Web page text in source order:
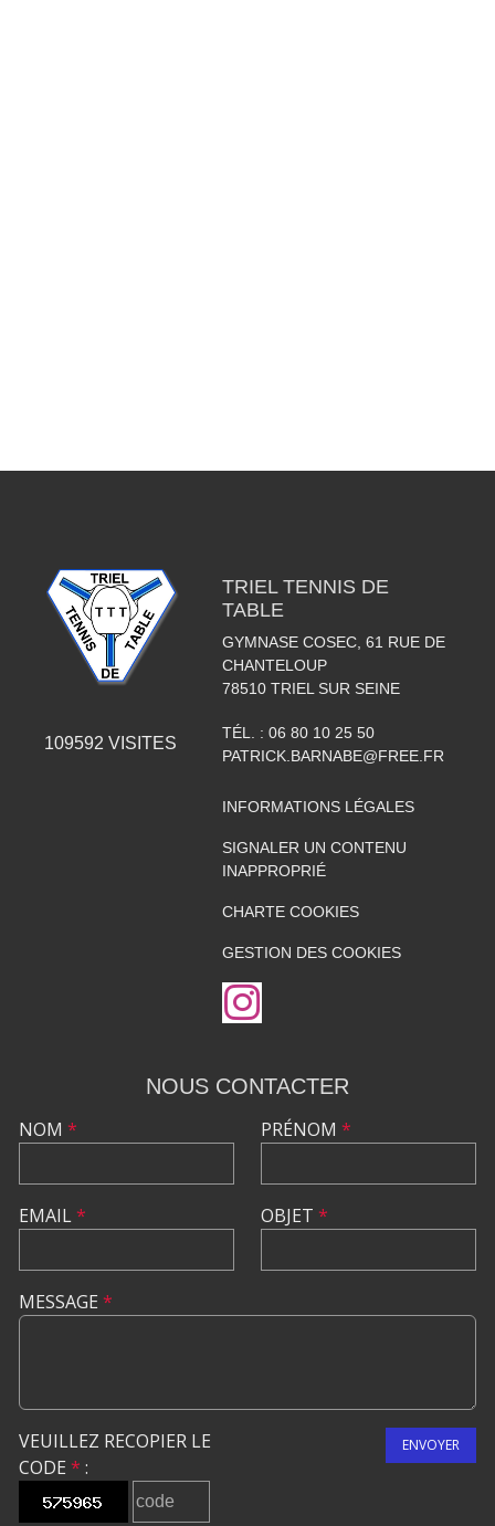
109592 VISITES
TRIEL TENNIS DE
TABLE
GYMNASE COSEC, 61 RUE DE
CHANTELOUP
78510 TRIEL SUR SEINE
TÉL. : 06 80 10 25 50
PATRICK.BARNABE@FREE.FR
INFORMATIONS LÉGALES
SIGNALER UN CONTENU
INAPPROPRIÉ
CHARTE COOKIES
GESTION DES COOKIES
NOUS CONTACTER
NOM *
EMAIL*
PRÉNOM *
OBJET *
MESSAGE *
VEUILLEZ RECOPIER LE
CODE * :
ENVOYER